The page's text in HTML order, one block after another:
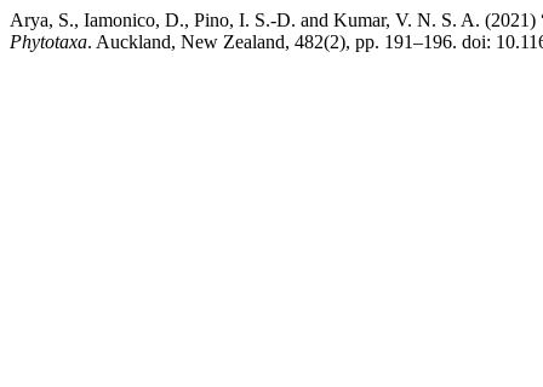
Arya, S., Iamonico, D., Pino, I. S.-D. and Kumar, V. N. S. A. (2021)
Phytotaxa. Auckland, New Zealand, 482(2), pp. 191–196. doi: